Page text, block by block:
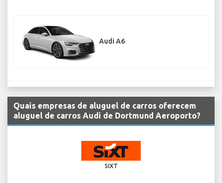
Audi A6
Quais empresas de aluguel de carros oferecem
aluguel de carros Audi de Dortmund Aeroporto?
SIXT